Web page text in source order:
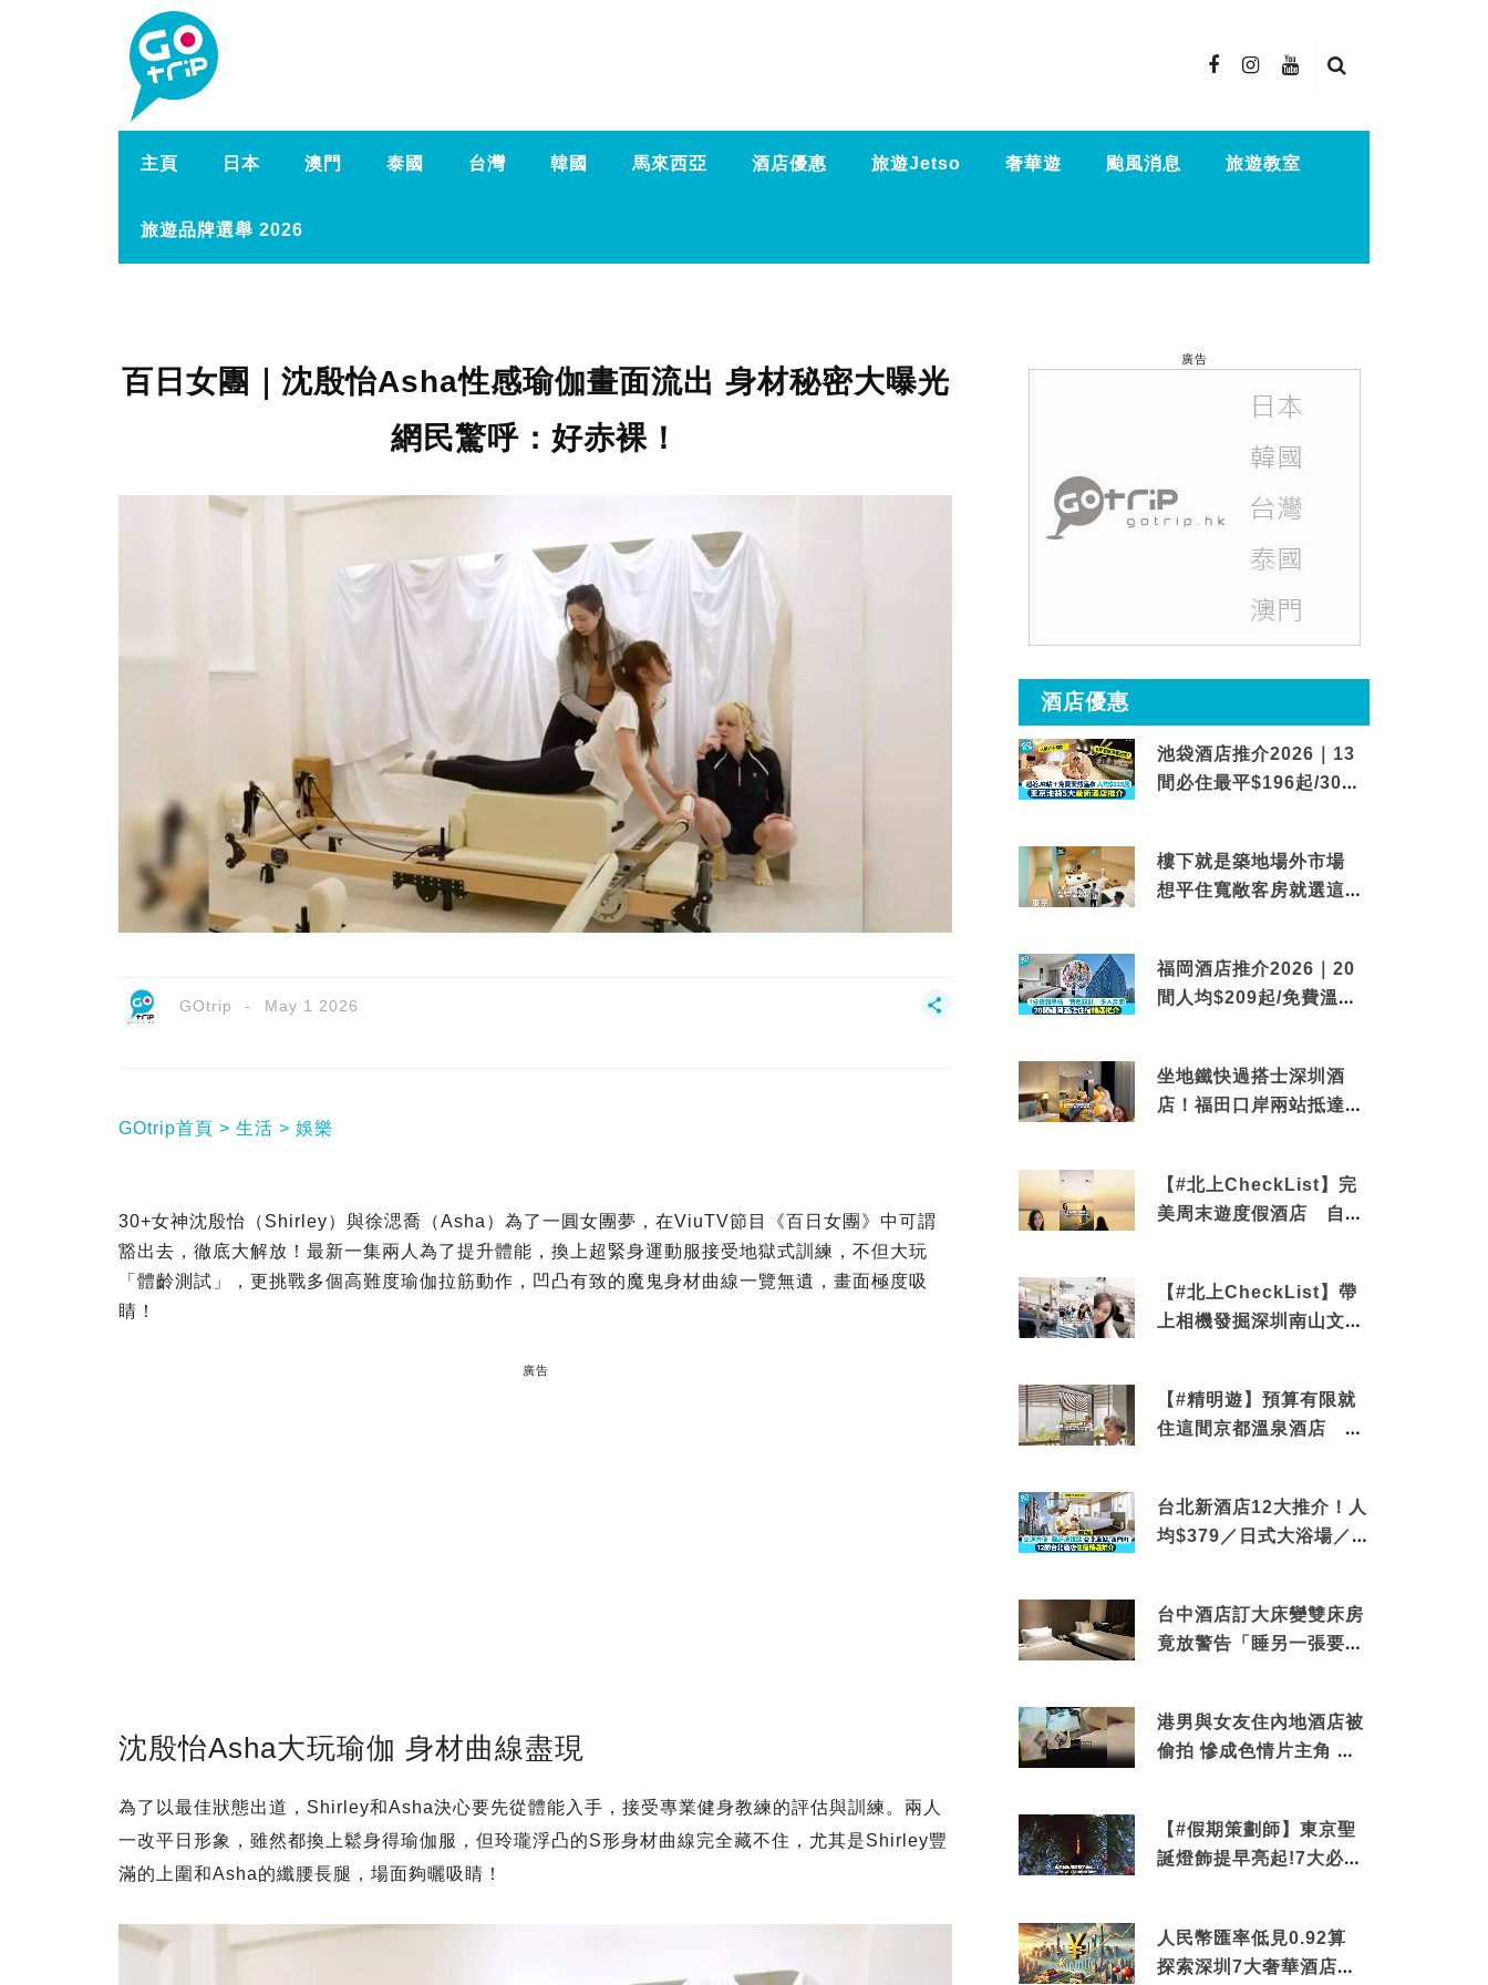
主頁 日本 澳門 泰國 台灣 韓國 馬來西亞 酒店優惠 旅遊Jetso 奢華遊 颱風消息 旅遊教室
旅遊品牌選舉 2026
百日女團｜沈殷怡Asha性感瑜伽畫面流出 身材秘密大曝光
網民驚呼：好赤裸！
GOtrip May 1 2026
GOtrip首頁 生活 娛樂
30+女神沈殷怡（Shirley）與徐㴓喬（Asha）為了一圓女團夢，在ViuTV節目《百日女團》中可謂
豁出去，徹底大解放！最新一集兩人為了提升體能，換上超緊身運動服接受地獄式訓練，不但大玩
「體齡測試」，更挑戰多個高難度瑜伽拉筋動作，凹凸有致的魔鬼身材曲線一覽無遺，畫面極度吸
睛！
廣告
沈殷怡Asha大玩瑜伽 身材曲線盡現
為了以最佳狀態出道，Shirley和Asha決心要先從體能入手，接受專業健身教練的評估與訓練。兩人
一改平日形象，雖然都換上鬆身得瑜伽服，但玲瓏浮凸的S形身材曲線完全藏不住，尤其是Shirley豐
滿的上圍和Asha的纖腰長腿，場面夠曬吸睛！
廣告
酒店優惠
池袋酒店推介2026｜13
間必住最平$196起/30秒
樓下就是築地場外市場
想平住寬敞客房就選這間
福岡酒店推介2026｜20
間人均$209起/免費溫泉/
坐地鐵快過搭士深圳酒
店！福田口岸兩站抵達
【#北上CheckList】完
美周末遊度假酒店 自帶
【#北上CheckList】帶
上相機發掘深圳南山文藝
【#精明遊】預算有限就
住這間京都溫泉酒店 車
台北新酒店12大推介！人
均$379／日式大浴場／1
台中酒店訂大床變雙床房
竟放警告「睡另一張要加
港男與女友住內地酒店被
偷拍 慘成色情片主角 鏡
【#假期策劃師】東京聖
誕燈飾提早亮起!7大必去
人民幣匯率低見0.92算
探索深圳7大奢華酒店體